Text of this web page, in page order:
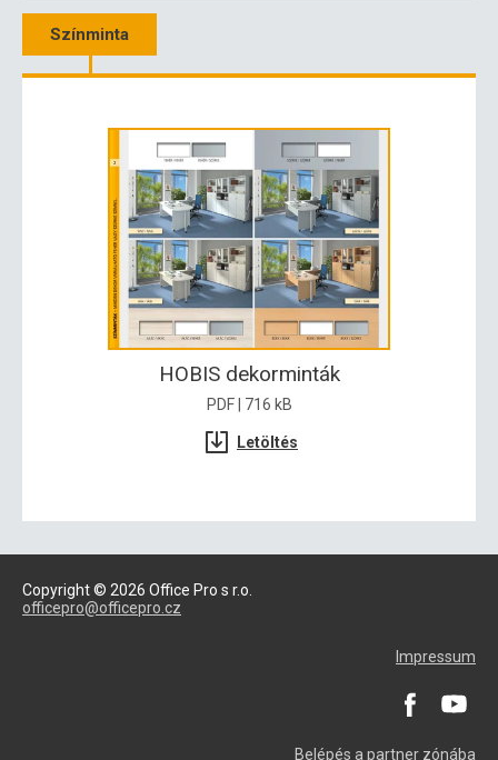
Színminta
HOBIS dekorminták
PDF | 716 kB
Letöltés
Copyright © 2026 Office Pro s r.o.
officepro@officepro.cz
Impressum
Belépés a partner zónába